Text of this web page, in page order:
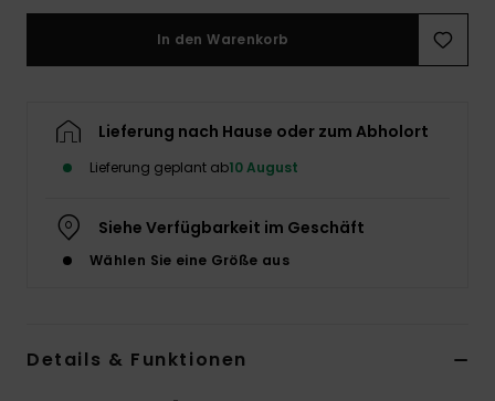
In den Warenkorb
Lieferung nach Hause oder zum Abholort
Lieferung geplant ab10 August
Siehe Verfügbarkeit im Geschäft
Wählen Sie eine Größe aus
Details & Funktionen